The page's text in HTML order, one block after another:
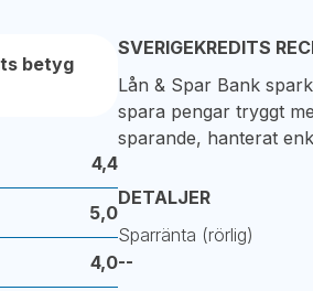
betyg
4,4
5,0
4,0
SVERIGEKREDITS
Lån & Spar Bank
spara pengar tryggt
sparande, hanterat
DETALJER
Sparränta (rörlig)
--